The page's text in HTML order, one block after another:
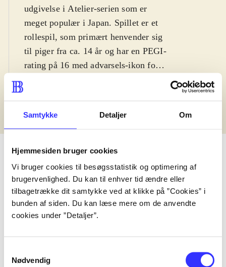
Samtykke Detaljer Om
Hjemmesiden bruger cookies
Vi bruger cookies til besøgsstatistik og optimering af
brugervenlighed. Du kan til enhver tid ændre eller
tilbagetrække dit samtykke ved at klikke på ”Cookies” i
bunden af siden. Du kan læse mere om de anvendte
cookies under ”Detaljer”.
Nødvendig
udgivelse i Atelier-serien som er
meget populær i Japan. Spillet er et
rollespil, som primært henvender sig
til piger fra ca. 14 år og har en PEGI-
rating på 16 med advarsels-ikon for
fremstille medicin i et lille hus langt
død og lillesøsteren Nio er
forsvundet. Spillets mål er derfor at
genforene Ayesha med sin lillesøster.
En dag da Ayesha besøger Nio's
gravsted, finder hun ud af at hun
muligvis stadig er i live og
fantasy-inspireret verden, hvor
Informationer og udgaver
2013 Playstation 3